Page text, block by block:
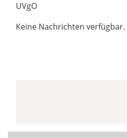
UVgO
Keine Nachrichten verfügbar.